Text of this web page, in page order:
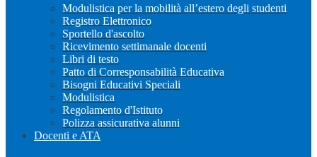
Modulistica per la mobilità all’estero degli studenti
Registro Elettronico
Sportello d'ascolto
Ricevimento settimanale docenti
Libri di testo
Patto di Corresponsabilità Educativa
Bisogni Educativi Speciali
Modulistica
Regolamento d'Istituto
Polizza assicurativa alunni
Docenti e ATA